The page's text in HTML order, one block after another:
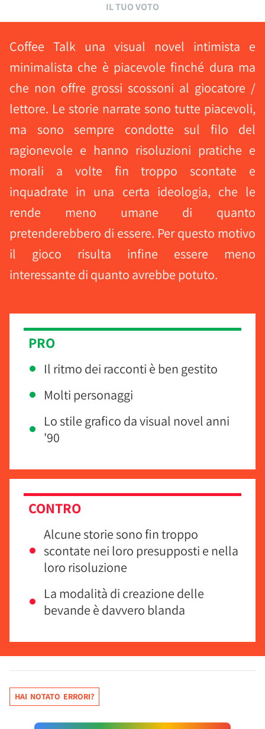
IL TUO VOTO
Coffee Talk una visual novel intimista e
minimalista che è piacevole finché dura ma
che non offre grossi scossoni al giocatore /
lettore. Le storie narrate sono tutte piacevoli,
ma sono sempre condotte sul filo del
ragionevole e hanno risoluzioni pratiche e
morali a volte fin troppo scontate e
inquadrate in una certa ideologia, che le
rende meno umane di quanto
pretenderebbero di essere. Per questo motivo
il gioco risulta infine essere meno
interessante di quanto avrebbe potuto.
PRO
Il ritmo dei racconti è ben gestito
Molti personaggi
Lo stile grafico da visual novel anni
'90
CONTRO
Alcune storie sono fin troppo
scontate nei loro presupposti e nella
loro risoluzione
La modalità di creazione delle
bevande è davvero blanda
HAI NOTATO ERRORI?